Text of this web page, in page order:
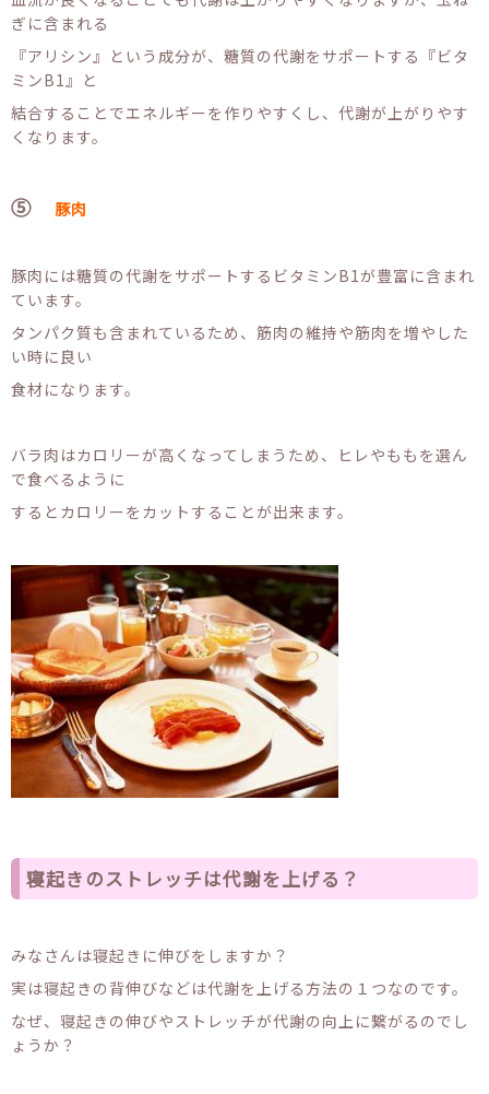
ぎに含まれる
『アリシン』という成分が、糖質の代謝をサポートする『ビタ
ミンB1』と
結合することでエネルギーを作りやすくし、代謝が上がりやす
くなります。
⑤ 豚肉
豚肉には糖質の代謝をサポートするビタミンB1が豊富に含まれ
ています。
タンパク質も含まれているため、筋肉の維持や筋肉を増やした
い時に良い
食材になります。
バラ肉はカロリーが高くなってしまうため、ヒレやももを選ん
で食べるように
するとカロリーをカットすることが出来ます。
寝起きのストレッチは代謝を上げる？
みなさんは寝起きに伸びをしますか？
実は寝起きの背伸びなどは代謝を上げる方法の１つなのです。
なぜ、寝起きの伸びやストレッチが代謝の向上に繋がるのでし
ょうか？